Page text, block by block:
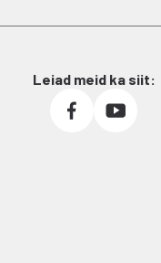
Leiad meid ka siit: